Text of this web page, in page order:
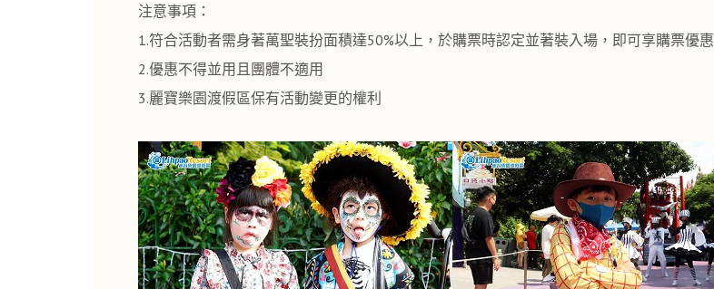
注意事項：
1.符合活動者需身著萬聖裝扮面積達50%以上，於購票時認定並著裝入場，即可享購票優惠
2.優惠不得並用且團體不適用
3.麗寶樂園渡假區保有活動變更的權利